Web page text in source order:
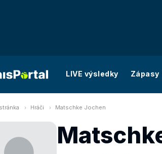
LIVE výsledky Zápasy
Hráči Matschke Jochen